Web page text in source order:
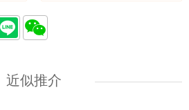
近似推介